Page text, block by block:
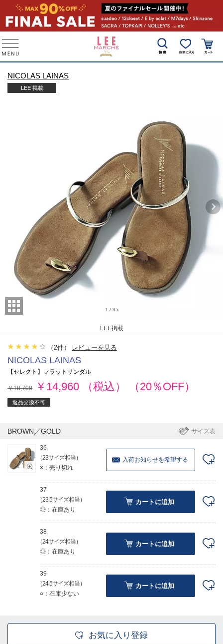
NICOLAS LAINAS
LEE 掲載
1 / 35
LEE掲載
（2件） レビューを見る
NICOLAS LAINAS
【セレクト】フラットサンダル
￥18,700 ￥14,960 （税込） （20％OFF）
返品交換不可
サイズ表
BROWN／GOLD
36
（23サイズ相当）
×：売り切れ
入荷お知らせを希望する
37
（23.5サイズ相当）
◎：在庫あり
カートに追加
38
（24サイズ相当）
◎：在庫あり
カートに追加
39
（24.5サイズ相当）
○：在庫少ない
カートに追加
お気に入り登録